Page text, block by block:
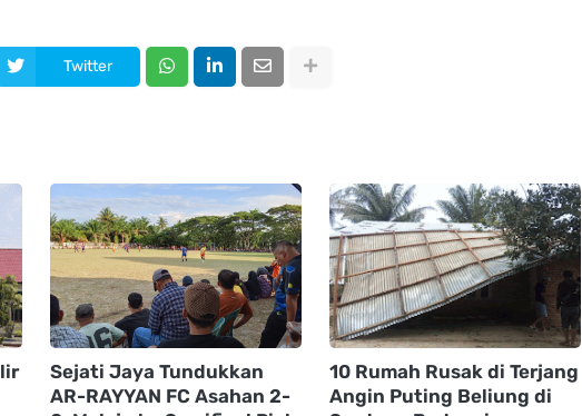
Twitter
Sejati Jaya Tundukkan
AR-RAYYAN FC Asahan 2-
10 Rumah Rusak di Terjang
Angin Puting Beliung di